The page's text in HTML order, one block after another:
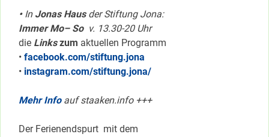
•InJonas Hausder Stiftung Jona:
Immer Mo– So v. 13.30-20 Uhr
die Linkszum aktuellen Programm
• facebook.com/stiftung.jona
• instagram.com/stiftung.jona/
Mehr Infoauf staaken.info +++
Der Ferienendspurt mit dem